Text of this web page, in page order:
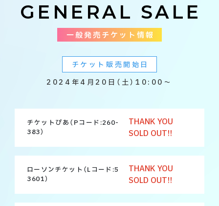
GENERAL SALE
一般発売チケット情報
チケット販売開始日
2024年4月20日（土）10:00～
チケットぴあ （Pコード:260-
383）
THANK YOU
SOLD OUT!!
ローソンチケット （Lコード:5
3601）
THANK YOU
SOLD OUT!!